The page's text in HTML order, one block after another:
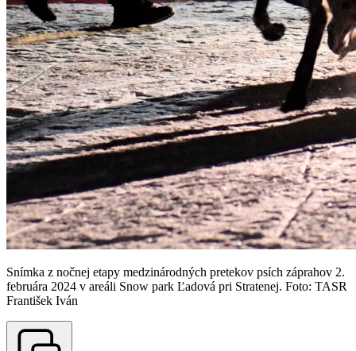
Snímka z nočnej etapy medzinárodných pretekov psích záprahov 2.
februára 2024 v areáli Snow park Ľadová pri Stratenej. Foto: TASR
František Iván